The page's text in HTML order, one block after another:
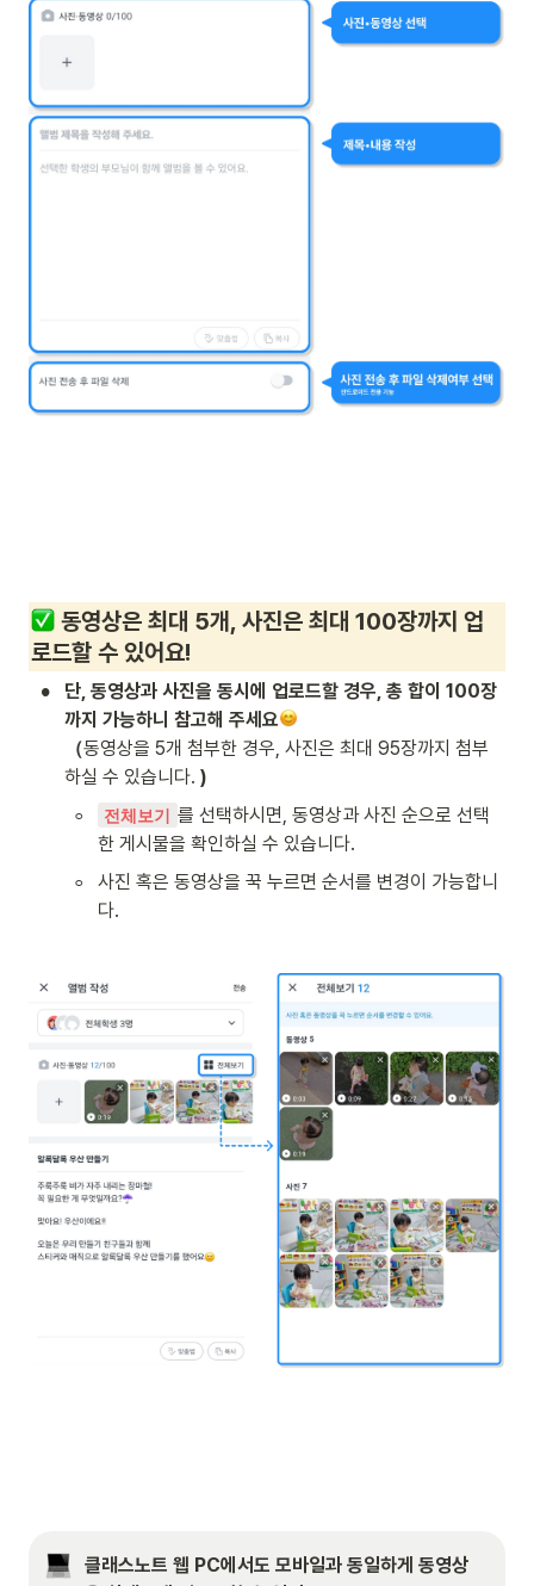
동영상은 최대 5개, 사진은 최대 100장까지 업
로드할 수 있어요!
•
단, 동영상과 사진을 동시에 업로드할 경우, 총 합이 100장
까지 가능하니 참고해 주세요
（동영상을 5개 첨부한 경우, 사진은 최대 95장까지 첨부
하실 수 있습니다. )
◦ 전체보기 를 선택하시면, 동영상과 사진 순으로 선택
한 게시물을 확인하실 수 있습니다.
◦
사진 혹은 동영상을 꾹 누르면 순서를 변경이 가능합니
다.
클래스노트 웹 PC에서도 모바일과 동일하게 동영상